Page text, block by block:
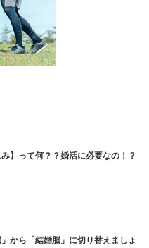
み】って何？？婚活に必要なの！？
から「結婚脳」に切り替えましょ